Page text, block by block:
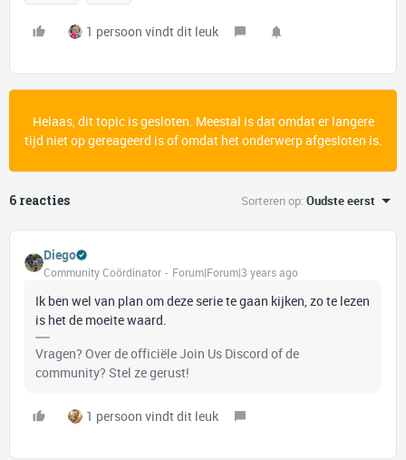
1 persoon vindt dit leuk
Helaas, dit topic is gesloten. Meestal is dat omdat er langere
tijd niet op gereageerd is of omdat het onderwerp afgesloten is.
6 reacties Sorteren op:Oudste eerst
Diego
Community Coördinator Forum|Forum|3 years ago
Ik ben wel van plan om deze serie te gaan kijken, zo te lezen
is het de moeite waard.
Vragen? Over de officiële Join Us Discord of de
community? Stel ze gerust!
1 persoon vindt dit leuk